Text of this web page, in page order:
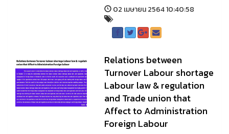
02 เมษายน 2564 10:40:58
Relations between
Turnover Labour shortage
Labour law & regulation
and Trade union that
Affect to Administration
Foreign Labour